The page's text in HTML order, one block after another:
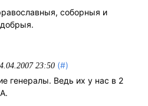
соборныя и
23:50 (#)
генералы. Ведь их у нас в 2